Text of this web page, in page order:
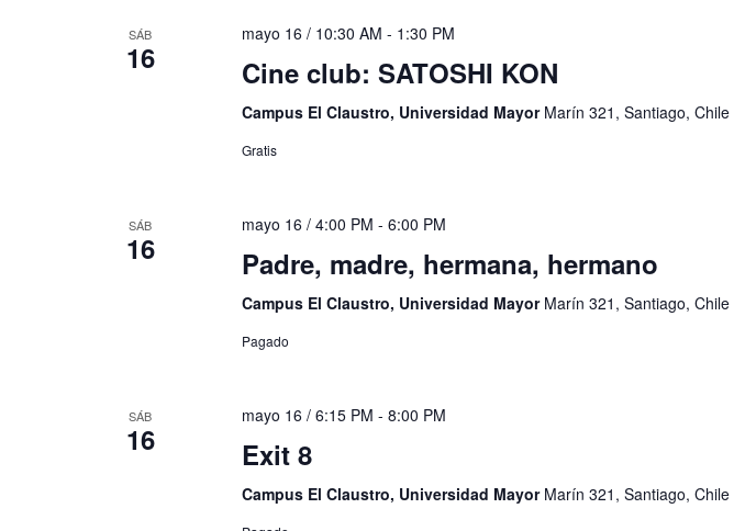
SÁB
16
mayo 16 / 10:30 AM - 1:30 PM
Cine club: SATOSHI KON
Campus El Claustro, Universidad Mayor Marín 321, Santiago, Chile
Gratis
SÁB
16
mayo 16 / 4:00 PM - 6:00 PM
Padre, madre, hermana, hermano
Campus El Claustro, Universidad Mayor Marín 321, Santiago, Chile
Pagado
SÁB
16
mayo 16 / 6:15 PM - 8:00 PM
Exit 8
Campus El Claustro, Universidad Mayor Marín 321, Santiago, Chile